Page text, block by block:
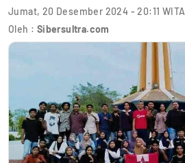
Jumat, 20 Desember 2024 - 20:11 WITA
Oleh : Sibersultra.com